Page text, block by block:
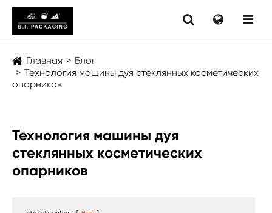
Главная
Блог
Технология машины дуя стеклянных косметических
опарников
Технология машины дуя
стеклянных косметических
опарников